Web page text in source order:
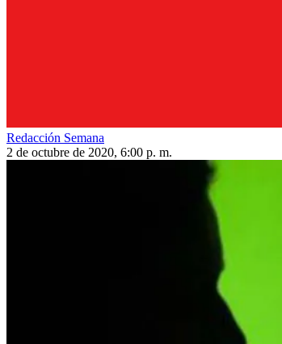
Redacción Semana
2 de octubre de 2020, 6:00 p. m.